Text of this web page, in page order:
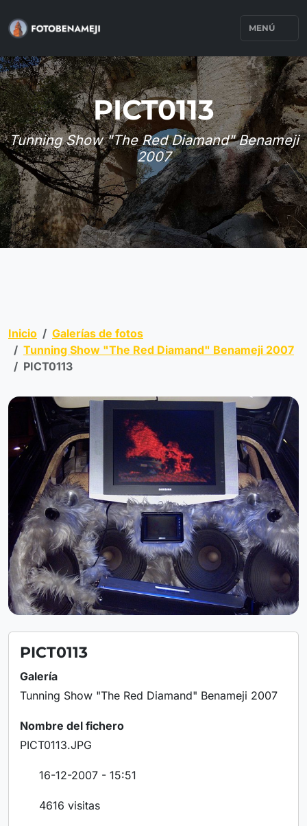
MENÚ
PICT0113
Tunning Show "The Red Diamand" Benameji
2007
Inicio
Galerías de fotos
Tunning Show "The Red Diamand" Benameji 2007
PICT0113
PICT0113
Galería
Tunning Show "The Red Diamand" Benameji 2007
Nombre del fichero
PICT0113.JPG
16-12-2007 - 15:51
4616 visitas